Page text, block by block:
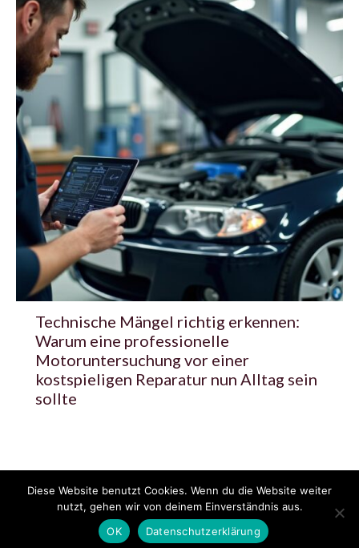
Technische Mängel richtig erkennen:
Warum eine professionelle
Motoruntersuchung vor einer
kostspieligen Reparatur nun Alltag sein
sollte
© 2020 - 2025 Copyright - KFZzeitung.com
Datenschutzerklärung FAQ Kontakt Impressum
Pressemitteilung veröffentlichen
Diese Website benutzt Cookies. Wenn du die Website weiter
nutzt, gehen wir von deinem Einverständnis aus.
OK
Datenschutzerklärung